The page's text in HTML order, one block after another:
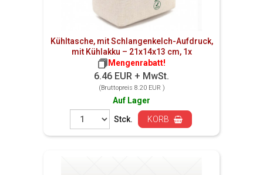
Kühltasche, mit Schlangenkelch-Aufdruck,
mit Kühlakku – 21x14x13 cm, 1x
Mengenrabatt!
6.46 EUR + MwSt.
(Bruttopreis 8.20 EUR )
Auf Lager
Stck.
KORB